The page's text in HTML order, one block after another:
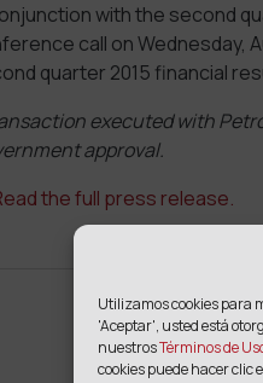
Utilizamos cookies para
'Aceptar', usted está
nuestrosTérminos de
cookies puede hacer clic
with the second
call on Wednesday,
quarter 2015 financial
executed with
approval.
the full press release.